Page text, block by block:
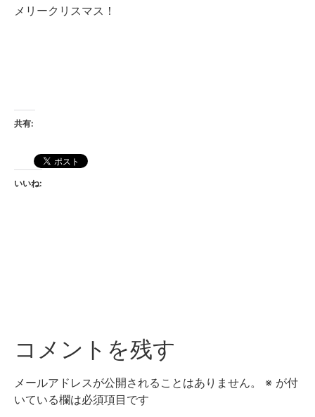
メリークリスマス！
共有:
いいね:
コメントを残す
メールアドレスが公開されることはありません。 ※ が付
いている欄は必須項目です